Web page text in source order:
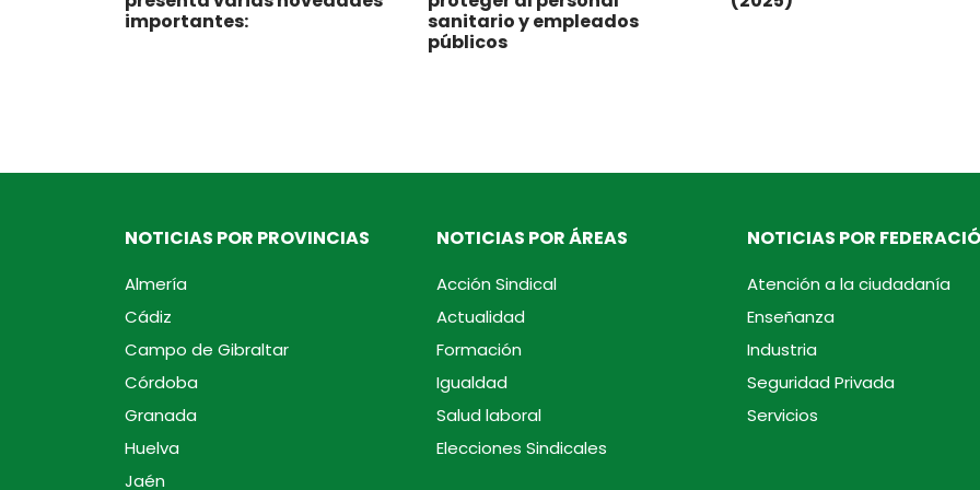
importantes:
sanitario y empleados
públicos
NOTICIAS POR PROVINCIAS
Almería
Cádiz
Campo de Gibraltar
Córdoba
Granada
Huelva
Jaén
NOTICIAS POR ÁREAS
Acción Sindical
Actualidad
Formación
Igualdad
Salud laboral
Elecciones Sindicales
NOTICIAS POR
Atención a la ciudadanía
Enseñanza
Industria
Seguridad Privada
Servicios